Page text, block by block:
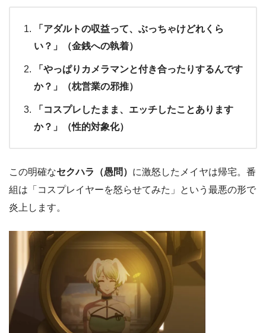
「アダルトの収益って、ぶっちゃけどれくら
い？」（金銭への執着）
「やっぱりカメラマンと付き合ったりするんです
か？」（枕営業の邪推）
「コスプレしたまま、エッチしたことあります
か？」（性的対象化）
この明確なセクハラ（愚問） に激怒したメイヤは帰宅。番
組は「コスプレイヤーを怒らせてみた」という最悪の形で
炎上します。